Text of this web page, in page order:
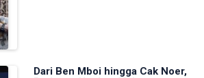
Dari Ben Mboi hingga Cak Noer,